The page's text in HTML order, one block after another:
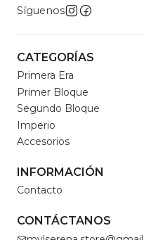
Síguenos
CATEGORÍAS
Primera Era
Primer Bloque
Segundo Bloque
Imperio
Accesorios
INFORMACIÓN
Contacto
CONTÁCTANOS